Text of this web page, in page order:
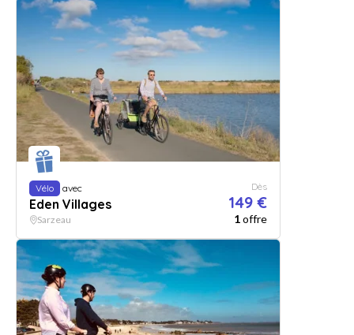
Vélo avec
Eden Villages
Dès
149 €
Sarzeau 1offre